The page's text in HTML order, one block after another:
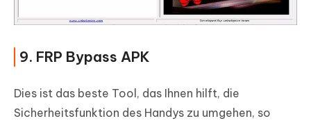
9. FRP Bypass APK
Dies ist das beste Tool, das Ihnen hilft, die
Sicherheitsfunktion des Handys zu umgehen, so